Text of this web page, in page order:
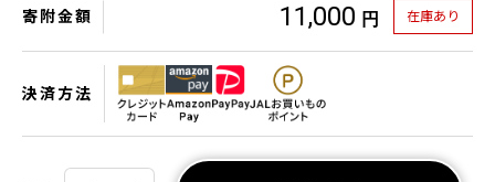
寄附金額 11,000 円 在庫あり
決済方法